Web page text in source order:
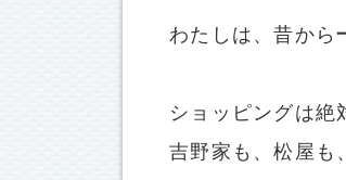
わたしは、昔から
ショッピングは絶
吉野家も、松屋も